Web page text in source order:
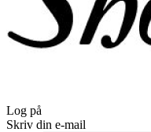
Log på
Skriv din e-mail